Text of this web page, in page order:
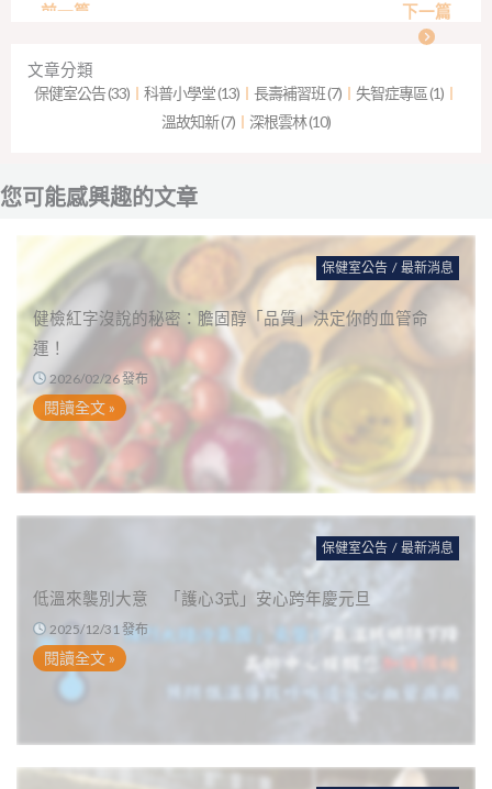
前一篇 下一篇
文章分類
保健室公告 (33) ︱ 科普小學堂 (13) ︱ 長壽補習班 (7) ︱ 失智症專區 (1) ︱
溫故知新 (7) ︱ 深根雲林 (10)
您可能感興趣的文章
保健室公告 / 最新消息
健檢紅字沒說的秘密：膽固醇「品質」決定你的血管命
運！
2026/02/26 發布
閱讀全文 »
保健室公告 / 最新消息
低溫來襲別大意 「護心3式」安心跨年慶元旦
2025/12/31 發布
閱讀全文 »